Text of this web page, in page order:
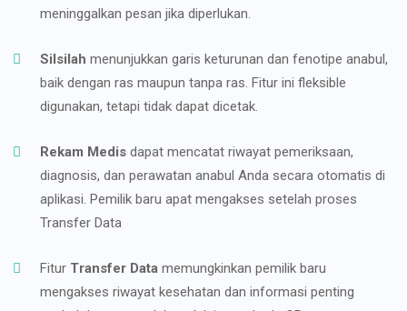
meninggalkan pesan jika diperlukan.
Silsilah menunjukkan garis keturunan dan fenotipe anabul,
baik dengan ras maupun tanpa ras. Fitur ini fleksible
digunakan, tetapi tidak dapat dicetak.
Rekam Medis dapat mencatat riwayat pemeriksaan,
diagnosis, dan perawatan anabul Anda secara otomatis di
aplikasi. Pemilik baru apat mengakses setelah proses
Transfer Data
Fitur Transfer Data memungkinkan pemilik baru
mengakses riwayat kesehatan dan informasi penting